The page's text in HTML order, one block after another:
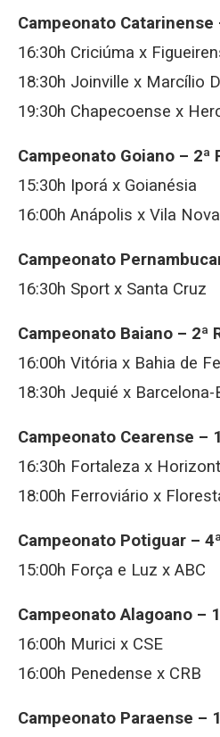
Campeonato Catarinense
16:30h Criciúma x
18:30h Joinville x Marcílio
19:30h Chapecoense x
Campeonato Goiano – 2ª
15:30h Iporá x Goianésia
16:00h Anápolis x Vila Nova
Campeonato
16:30h Sport x Santa Cruz
Campeonato Baiano – 2ª
16:00h Vitória x Bahia de
18:30h Jequié x Barcelona-
Campeonato Cearense –
16:30h Fortaleza x
18:00h Ferroviário x
Campeonato Potiguar –
15:00h Força e Luz x ABC
Campeonato Alagoano –
16:00h Murici x CSE
16:00h Penedense x CRB
Campeonato Paraense –